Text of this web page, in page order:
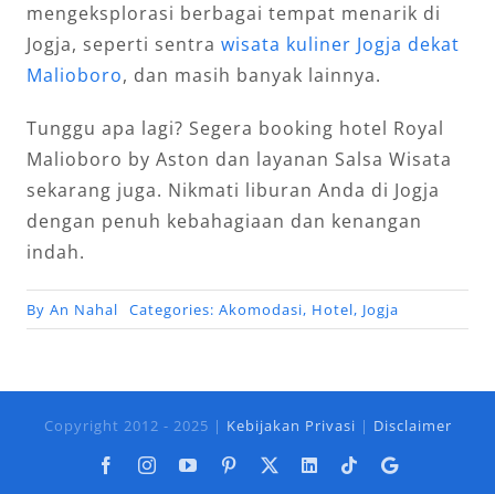
mengeksplorasi berbagai tempat menarik di
Jogja, seperti sentra wisata kuliner Jogja dekat
Malioboro, dan masih banyak lainnya.
Tunggu apa lagi? Segera booking hotel Royal
Malioboro by Aston dan layanan Salsa Wisata
sekarang juga. Nikmati liburan Anda di Jogja
dengan penuh kebahagiaan dan kenangan
indah.
By An Nahal Categories: Akomodasi, Hotel, Jogja
Copyright 2012 - 2025 | Kebijakan Privasi | Disclaimer
FacebookInstagramYouTubePinterest LinkedIn
TiktokGoogle